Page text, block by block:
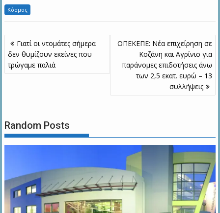
Κόσμος
Πλοήγηση
άρθρων
Γιατί οι ντομάτες σήμερα
δεν θυμίζουν εκείνες που
τρώγαμε παλιά
ΟΠΕΚΕΠΕ: Νέα επιχείρηση σε
Κοζάνη και Αγρίνιο για
παράνομες επιδοτήσεις άνω
των 2,5 εκατ. ευρώ – 13
συλλήψεις
Random Posts